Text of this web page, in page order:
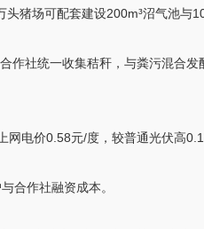
猪场可配套建设200m³沼气池与
社统一收集秸秆，与粪污混合
电价0.58元/度，较普通光伏高0.1
合作社融资成本。